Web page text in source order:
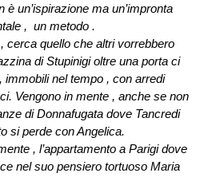
un’ispirazione ma un’impronta
, un metodo .
cerca quello che altri vorrebbero
di Stupinigi oltre una porta ci
immobili nel tempo , con arredi
Vengono in mente , anche se non
di Donnafugata dove Tancredi
si perde con Angelica.
, l’appartamento a Parigi dove
nel suo pensiero tortuoso Maria